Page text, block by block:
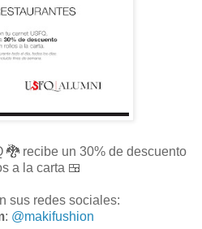
🐉 recibe un 30% de descuento
a la carta 🍱
sus redes sociales:
: @makifushion